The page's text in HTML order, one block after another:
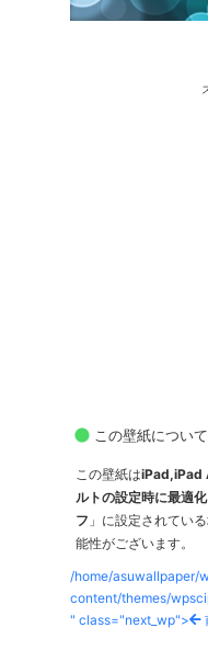
この壁紙について
この壁紙はiPad,iPad
ルトの設定時に最適化
フ 」に設定されてい
能性がございます。
/home/asuwallpaper/
content/themes/
" class="next_wp">